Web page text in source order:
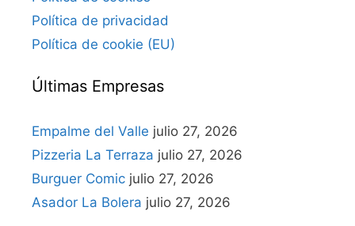
Política de privacidad
Política de cookie (EU)
Últimas Empresas
Empalme del Valle julio 27, 2026
Pizzeria La Terraza julio 27, 2026
Burguer Comic julio 27, 2026
Asador La Bolera julio 27, 2026